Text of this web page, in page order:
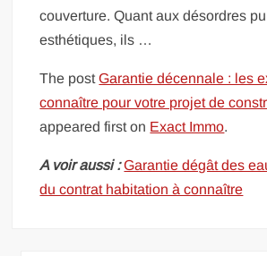
couverture. Quant aux désordres
esthétiques, ils …
The postGarantie décennale : les
connaître pour votre projet de
appeared first on Exact Immo.
A voir aussi : Garantie dégât des
du contrat habitation à connaître